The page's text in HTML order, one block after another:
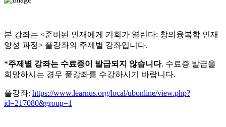
본 강좌는 <준비된 인재에게 기회가 열린다: 창의융복합 인재
양성 과정> 풀강좌의 주제별 강좌입니다.
*주제별 강좌는 수료증이 발급되지 않습니다. 수료증 발급을
희망하시는 경우 풀강좌를 수강하시기 바랍니다.
풀강좌: https://www.learnus.org/local/ubonline/view.php?
id=217080&group=1